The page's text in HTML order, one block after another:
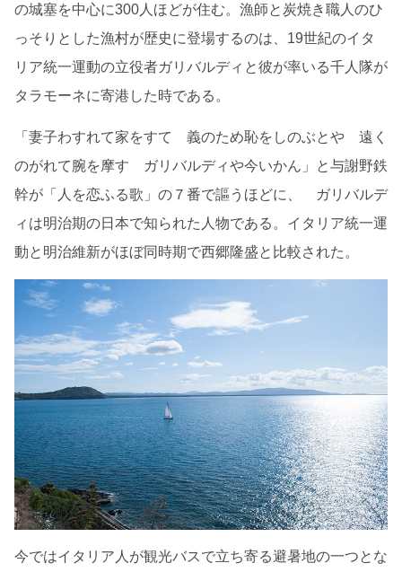
の城塞を中心に300人ほどが住む。漁師と炭焼き職人のひ
っそりとした漁村が歴史に登場するのは、19世紀のイタ
リア統一運動の立役者ガリバルディと彼が率いる千人隊が
タラモーネに寄港した時である。
「妻子わすれて家をすて 義のため恥をしのぶとや 遠く
のがれて腕を摩す ガリバルディや今いかん」と与謝野鉄
幹が「人を恋ふる歌」の７番で謳うほどに、 ガリバルデ
ィは明治期の日本で知られた人物である。イタリア統一運
動と明治維新がほぼ同時期で西郷隆盛と比較された。
今ではイタリア人が観光バスで立ち寄る避暑地の一つとな